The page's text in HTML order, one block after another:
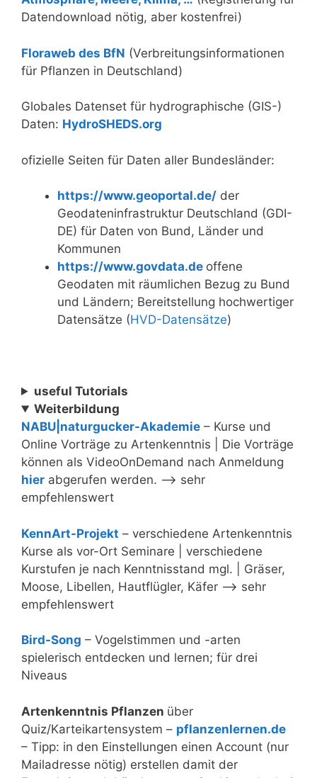
Datendownload nötig, aber kostenfrei)
Floraweb des BfN (Verbreitungsinformationen
für Pflanzen in Deutschland)
Globales Datenset für hydrographische (GIS-)
Daten: HydroSHEDS.org
ofizielle Seiten für Daten aller Bundesländer:
https://www.geoportal.de/ der
Geodateninfrastruktur Deutschland (GDI-
DE) für Daten von Bund, Länder und
Kommunen
https://www.govdata.de offene
Geodaten mit räumlichen Bezug zu Bund
und Ländern; Bereitstellung hochwertiger
Datensätze (HVD-Datensätze)
useful Tutorials
Weiterbildung
NABU|naturgucker-Akademie – Kurse und
Online Vorträge zu Artenkenntnis | Die Vorträge
können als VideoOnDemand nach Anmeldung
hier abgerufen werden. –> sehr
empfehlenswert
KennArt-Projekt – verschiedene Artenkenntnis
Kurse als vor-Ort Seminare | verschiedene
Kurstufen je nach Kenntnisstand mgl. | Gräser,
Moose, Libellen, Hautflügler, Käfer –> sehr
empfehlenswert
Bird-Song – Vogelstimmen und -arten
spielerisch entdecken und lernen; für drei
Niveaus
Artenkenntnis Pflanzen über
Quiz/Karteikartensystem – pflanzenlernen.de
– Tipp: in den Einstellungen einen Account (nur
Mailadresse nötig) erstellen damit der